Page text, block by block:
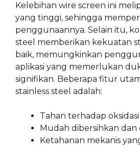
Kelebihan wire screen ini
yang tinggi, sehingga
penggunaannya. Selain itu,
steel memberikan kekuatan
baik, memungkinkan
aplikasi yang memerlukan
signifikan. Beberapa fitur
stainless steel adalah:
Tahan terhadap
Mudah dibersihkan dan
Ketahanan mekanis